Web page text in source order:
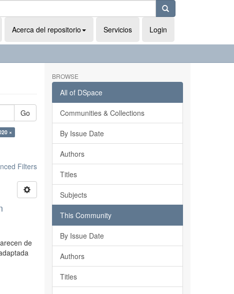
Acerca del repositorio Servicios Login
Go
×
Filters
de
BROWSE
All of DSpace
Communities & Collections
By Issue Date
Authors
Titles
Subjects
This Community
By Issue Date
Authors
Titles